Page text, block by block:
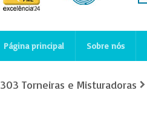
Página principal Sobre nós
303 Torneiras e Misturadoras